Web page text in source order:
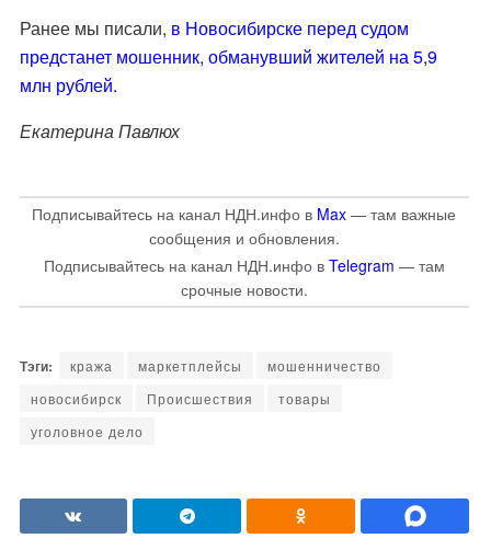
Ранее мы писали, в Новосибирске перед судом
предстанет мошенник, обманувший жителей на 5,9
млн рублей.
Екатерина Павлюх
Подписывайтесь на канал НДН.инфо в Max — там важные
сообщения и обновления.
Подписывайтесь на канал НДН.инфо в Telegram — там
срочные новости.
кража маркетплейсы
мошенничество
новосибирск
Происшествия
товары
уголовное дело